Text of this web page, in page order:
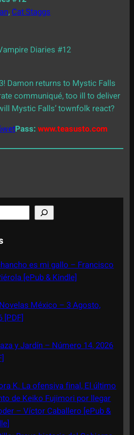
, Cat Staggs
Diaries #12
Damon returns to Mystic Falls
communiqué, too ill to deliver
Mystic Falls’ townfolk react?
Pass: www.teasusto.com
es mi gallo – Francisco
[ePub & Kindle]
México – 3 Agosto,
[PDF]
y Jardín – Número 14, 2026
K. La ofensiva final, El último
de Keiko Fujimori por llegar
– Víctor Caballero [ePub &